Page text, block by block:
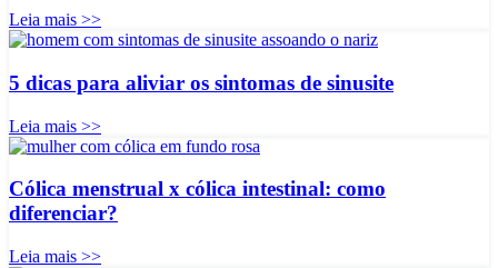
Leia mais >>
5 dicas para aliviar os sintomas de sinusite
Leia mais >>
Cólica menstrual x cólica intestinal: como
diferenciar?
Leia mais >>